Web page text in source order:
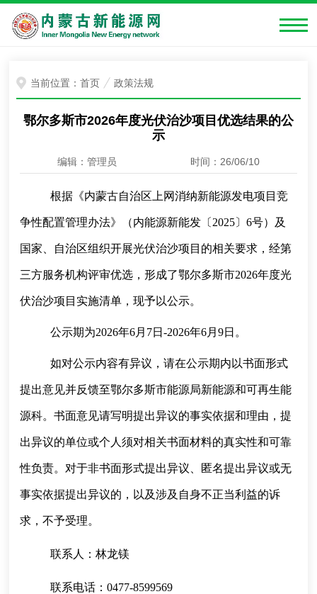
当前位置：首页 政策法规
鄂尔多斯市2026年度光伏治沙项目优选结果的公
示
编辑：管理员 时间：26/06/10
根据《内蒙古自治区上网消纳新能源发电项目竞
争性配置管理办法》（内能源新能发〔2025〕6号）及
国家、自治区组织开展光伏治沙项目的相关要求，经第
三方服务机构评审优选，形成了鄂尔多斯市2026年度光
伏治沙项目实施清单，现予以公示。
公示期为2026年6月7日-2026年6月9日。
如对公示内容有异议，请在公示期内以书面形式
提出意见并反馈至鄂尔多斯市能源局新能源和可再生能
源科。书面意见请写明提出异议的事实依据和理由，提
出异议的单位或个人须对相关书面材料的真实性和可靠
性负责。对于非书面形式提出异议、匿名提出异议或无
事实依据提出异议的，以及涉及自身不正当利益的诉
求，不予受理。
联系人：林龙镁
联系电话：0477-8599569